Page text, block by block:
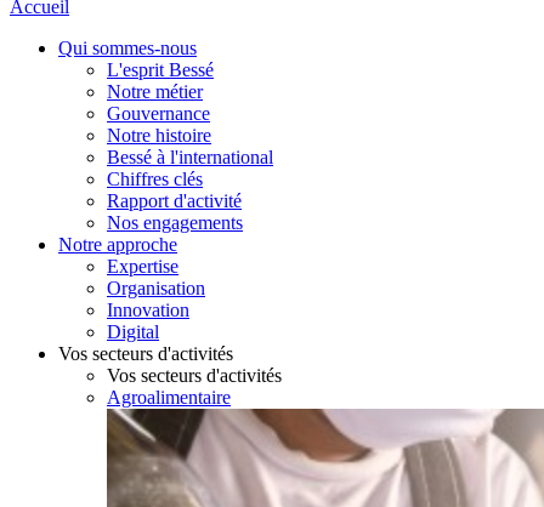
Accueil
Qui sommes-nous
L'esprit Bessé
Notre métier
Gouvernance
Notre histoire
Bessé à l'international
Chiffres clés
Rapport d'activité
Nos engagements
Notre approche
Expertise
Organisation
Innovation
Digital
Vos secteurs d'activités
Vos secteurs d'activités
Agroalimentaire